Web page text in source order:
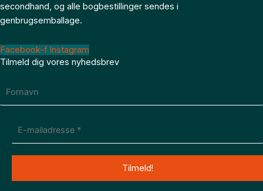
secondhand, og alle bogbestillinger sendes i
genbrugsemballage.
Facebook-f Instagram
Tilmeld dig vores nyhedsbrev